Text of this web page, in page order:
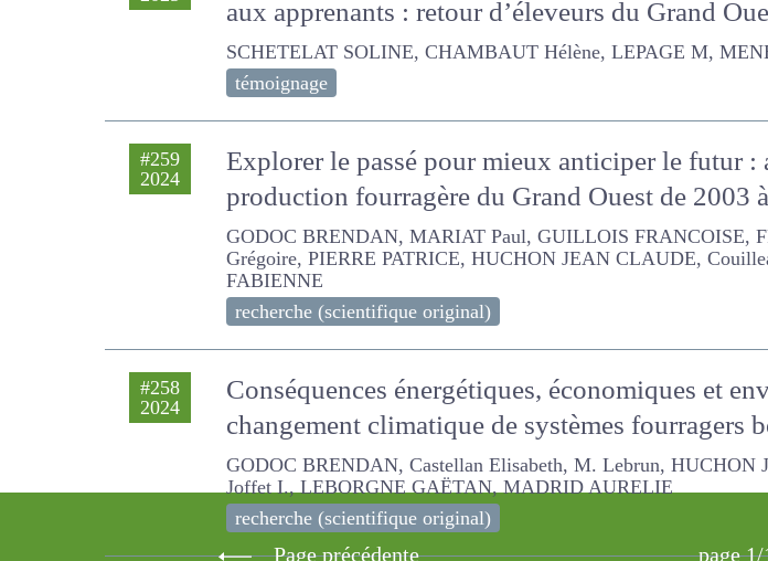
herbagers aux apprenants : retour d’éleveurs du
SCHETELAT SOLINE, CHAMBAUT Hélène, LEPAGE M, MENET
témoignage
#259
2024
Explorer le passé pour mieux anticiper le futur
la production fourragère du Grand Ouest de
GODOC BRENDAN, MARIAT Paul, GUILLOIS FRANCOISE, FRUCHET
HUCHON JEAN CLAUDE, Couilleau B, LE COEUR PASCAL, MADRID
recherche (scientifique original)
#258
2024
changement climatique de systèmes
GODOC BRENDAN, Castellan Elisabeth, M. Lebrun, HUCHON JEAN
LEBORGNE GAËTAN, MADRID AURELIE
recherche (scientifique original)
Page précédente page 1/